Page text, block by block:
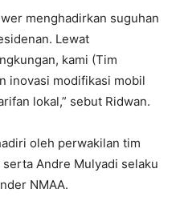
menghadirkan suguhan
Lewat
kami (Tim
inovasi modifikasi mobil
lokal,” sebut Ridwan.
oleh perwakilan tim
Andre Mulyadi selaku
NMAA.